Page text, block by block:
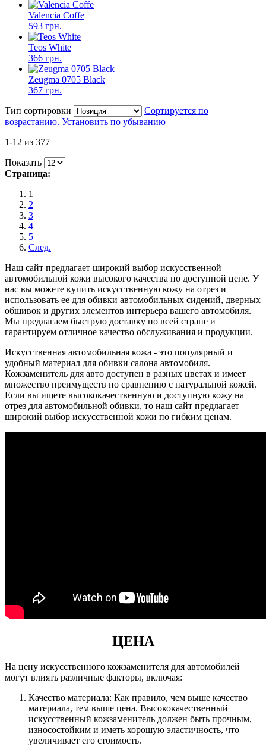
Valencia Coffe
593 грн.
Teos White
366 грн.
Zeugma 0705 Black
367 грн.
Тип сортировки
Сортируется по
возрастанию. Установить по убыванию
1-12 из 377
Показать
Страница:
1
2
3
4
5
След.
Наш сайт предлагает широкий выбор искусственной
автомобильной кожи высокого качества по доступной цене. У
нас вы можете купить искусственную кожу на отрез и
использовать ее для обивки автомобильных сидений, дверных
обшивок и других элементов интерьера вашего автомобиля.
Мы предлагаем быструю доставку по всей стране и
гарантируем отличное качество обслуживания и продукции.
Искусственная автомобильная кожа - это популярный и
удобный материал для обивки салона автомобиля.
Кожзаменитель для авто доступен в разных цветах и имеет
множество преимуществ по сравнению с натуральной кожей.
Если вы ищете высококачественную и доступную кожу на
отрез для автомобильной обивки, то наш сайт предлагает
широкий выбор искусственной кожи по гибким ценам.
ЦЕНА
На цену искусственного кожзаменителя для автомобилей
могут влиять различные факторы, включая:
Качество материала: Как правило, чем выше качество
материала, тем выше цена. Высококачественный
искусственный кожзаменитель должен быть прочным,
износостойким и иметь хорошую эластичность, что
увеличивает его стоимость.